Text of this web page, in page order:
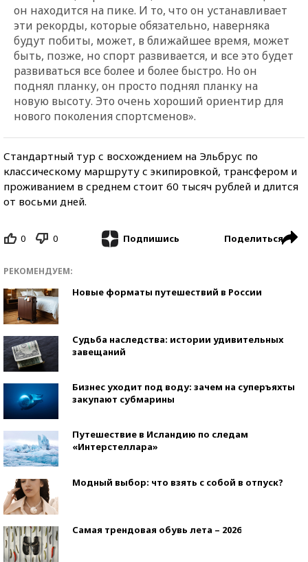
он находится на пике. И то, что он устанавливает
эти рекорды, которые обязательно, наверняка
будут побиты, может, в ближайшее время, может
быть, позже, но спорт развивается, и все это будет
развиваться все более и более быстро. Но он
поднял планку, он просто поднял планку на
новую высоту. Это очень хороший ориентир для
нового поколения спортсменов».
Стандартный тур с восхождением на Эльбрус по
классическому маршруту с экипировкой, трансфером и
проживанием в среднем стоит 60 тысяч рублей и длится
от восьми дней.
0 0 Подпишись Поделиться
РЕКОМЕНДУЕМ:
Новые форматы путешествий в России
Судьба наследства: истории удивительных
завещаний
Бизнес уходит под воду: зачем на суперъяхты
закупают субмарины
Путешествие в Исландию по следам
«Интерстеллара»
Модный выбор: что взять с собой в отпуск?
Самая трендовая обувь лета – 2026